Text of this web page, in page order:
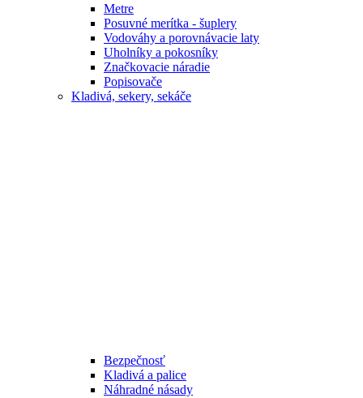
Metre
Posuvné merítka - šuplery
Vodováhy a porovnávacie laty
Uholníky a pokosníky
Značkovacie náradie
Popisovače
Kladivá, sekery, sekáče
Bezpečnosť
Kladivá a palice
Náhradné násady